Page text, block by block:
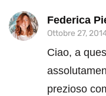
Federica
Ottobre 27,
Ciao, a
prezioso